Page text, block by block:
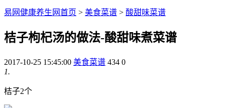
易网健康养生网首页 > 美食菜谱 > 酸甜味菜谱
桔子枸杞汤的做法-酸甜味煮菜谱
2017-10-25 15:45:00 美食菜谱 434 0
1.
桔子2个